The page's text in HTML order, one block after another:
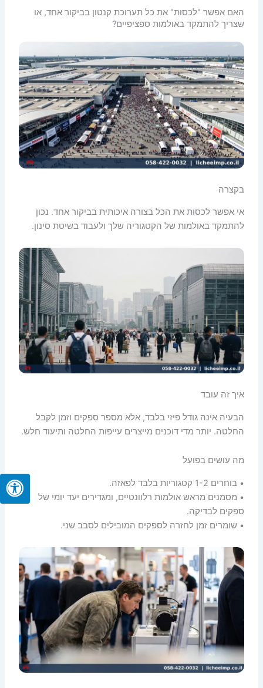
האם אפשר "לכסות" את כל תערוכת קנטון בביקור אחד, או
שצריך להתמקד באולמות ספציפיים?
בקצרה
אי אפשר לכסות את הכל בצורה איכותית בביקור אחד. נכון
להתמקד באולמות של הקטגוריה שלך ולעבוד בשיטת סינון.
איך זה עובד
הבעיה אינה גודל פיזי בלבד, אלא מספר ספקים וזמן לקבל
החלטה. יותר מדי דוכנים מייצרים עייפות החלטה ותיעוד חלש.
מה עושים בפועל
• בוחרים 1-2 קטגוריות בלבד לפאזה.
• מסמנים מראש אולמות רלוונטיים, ומגדירים יעד יומי של
ספקים לבדיקה.
• שומרים זמן לחזרה לספקים המובילים לסבב שני.